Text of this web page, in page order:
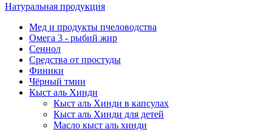
Натуральная продукция
Мед и продукты пчеловодства
Омега 3 - рыбий жир
Сеннол
Средства от простуды
Финики
Чёрный тмин
Кыст аль Хинди
Кыст аль Хинди в капсулах
Кыст аль Хинди для детей
Масло кыст аль хинди